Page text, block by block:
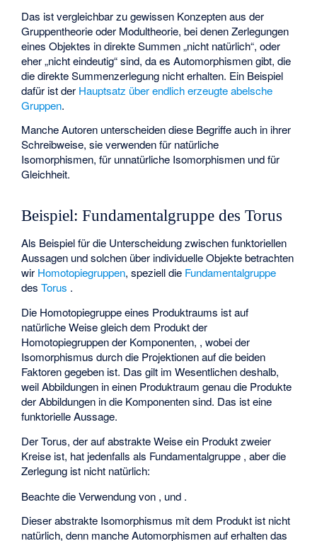
Das ist vergleichbar zu gewissen Konzepten aus der
Gruppentheorie oder Modultheorie, bei denen Zerlegungen
eines Objektes in direkte Summen „nicht natürlich“, oder
eher „nicht eindeutig“ sind, da es Automorphismen gibt, die
die direkte Summenzerlegung nicht erhalten. Ein Beispiel
dafür ist der Hauptsatz über endlich erzeugte abelsche
Gruppen.
Manche Autoren unterscheiden diese Begriffe auch in ihrer
Schreibweise, sie verwendenfür natürliche
Isomorphismen,für unnatürliche Isomorphismen undfür
Gleichheit.
Beispiel: Fundamentalgruppe des Torus
Als Beispiel für die Unterscheidung zwischen funktoriellen
Aussagen und solchen über individuelle Objekte betrachten
wir Homotopiegruppen, speziell die Fundamentalgruppe
desTorus .
Die Homotopiegruppe eines Produktraums ist auf
natürliche Weise gleich dem Produkt der
Homotopiegruppen der Komponenten, , wobei der
Isomorphismus durch die Projektionen auf die beiden
Faktoren gegeben ist. Das gilt im Wesentlichen deshalb,
weil Abbildungen in einen Produktraum genau die Produkte
der Abbildungen in die Komponenten sind. Das ist eine
funktorielle Aussage.
Der Torus, der auf abstrakte Weise ein Produkt zweier
Kreise ist, hat jedenfalls als Fundamentalgruppe , aber die
Zerlegung ist nicht natürlich:
Beachte die Verwendung von , und .
Dieser abstrakte Isomorphismus mit dem Produkt ist nicht
natürlich, denn manche Automorphismen auferhalten das